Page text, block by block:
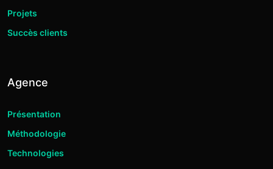
Projets
Succès clients
Agence
Présentation
Méthodologie
Technologies